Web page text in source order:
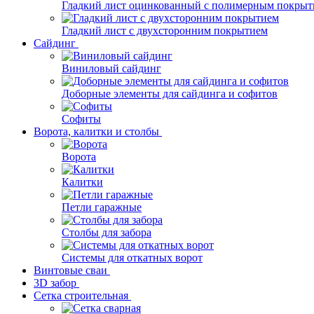
Гладкий лист оцинкованный с полимерным
Гладкий лист с двухсторонним покрытием
Сайдинг
Виниловый сайдинг
Доборные элементы для сайдинга и софитов
Софиты
Ворота, калитки и столбы
Ворота
Калитки
Петли гаражные
Столбы для забора
Системы для откатных ворот
Винтовые сваи
3D забор
Сетка строительная